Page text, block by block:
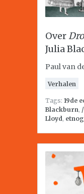
Over
Julia
Paul van
Verhalen
Tags: 19de
Blackburn,
Lloyd,